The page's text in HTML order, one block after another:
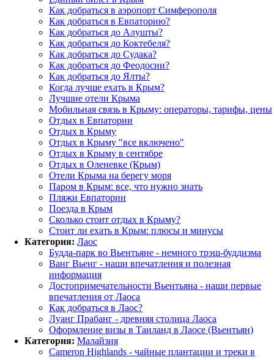
Как добраться в аэропорт Симферополя
Как добраться в Евпаторию?
Как добраться до Алушты?
Как добраться до Коктебеля?
Как добраться до Судака?
Как добраться до Феодосии?
Как добраться до Ялты?
Когда лучше ехать в Крым?
Лучшие отели Крыма
Мобильная связь в Крыму: операторы, тарифы, цены
Отдых в Евпатории
Отдых в Крыму
Отдых в Крыму "все включено"
Отдых в Крыму в сентябре
Отдых в Оленевке (Крым)
Отели Крыма на берегу моря
Паром в Крым: все, что нужно знать
Пляжи Евпатории
Поезда в Крым
Сколько стоит отдых в Крыму?
Стоит ли ехать в Крым: плюсы и минусы
Категория: Лаос
Будда-парк во Вьентьяне - немного трэш-буддизма
Ванг Вьенг - наши впечатления и полезная
информация
Достопримечательности Вьентьяна - наши первые
впечатления от Лаоса
Как добраться в Лаос?
Луанг Прабанг - древняя столица Лаоса
Оформление визы в Таиланд в Лаосе (Вьентьян)
Категория: Малайзия
Cameron Highlands - чайные плантации и треки в